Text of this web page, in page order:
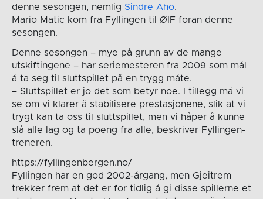
denne sesongen, nemlig Sindre Aho.
Mario Matic kom fra Fyllingen til ØIF foran denne
sesongen.
Denne sesongen – mye på grunn av de mange
utskiftingene – har seriemesteren fra 2009 som mål
å ta seg til sluttspillet på en trygg måte.
– Sluttspillet er jo det som betyr noe. I tillegg må vi
se om vi klarer å stabilisere prestasjonene, slik at vi
trygt kan ta oss til sluttspillet, men vi håper å kunne
slå alle lag og ta poeng fra alle, beskriver Fyllingen-
treneren.
https://fyllingenbergen.no/
Fyllingen har en god 2002-årgang, men Gjeitrem
trekker frem at det er for tidlig å gi disse spillerne et